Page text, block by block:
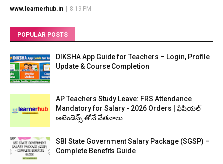
www.learnerhub.in 8:19 PM
POPULAR POSTS
DIKSHA App Guide for Teachers – Login, Profile
Update & Course Completion
AP Teachers Study Leave: FRS Attendance
Mandatory for Salary - 2026 Orders | ఫేషియల్
అటెండెన్స్ తోనే వేతనాలు
SBI State Government Salary Package (SGSP) –
Complete Benefits Guide